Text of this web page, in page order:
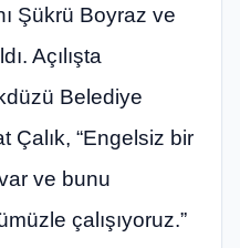
Şükrü Boyraz ve
Açılışta
Belediye
Çalık, “Engelsiz bir
ve bunu
çalışıyoruz.”